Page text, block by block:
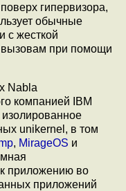
гипервизора,
обычные
с жесткой
вызовам при помощи
Nabla
компанией IBM
unikernel, в том
, MirageOS и
приложению во
приложений